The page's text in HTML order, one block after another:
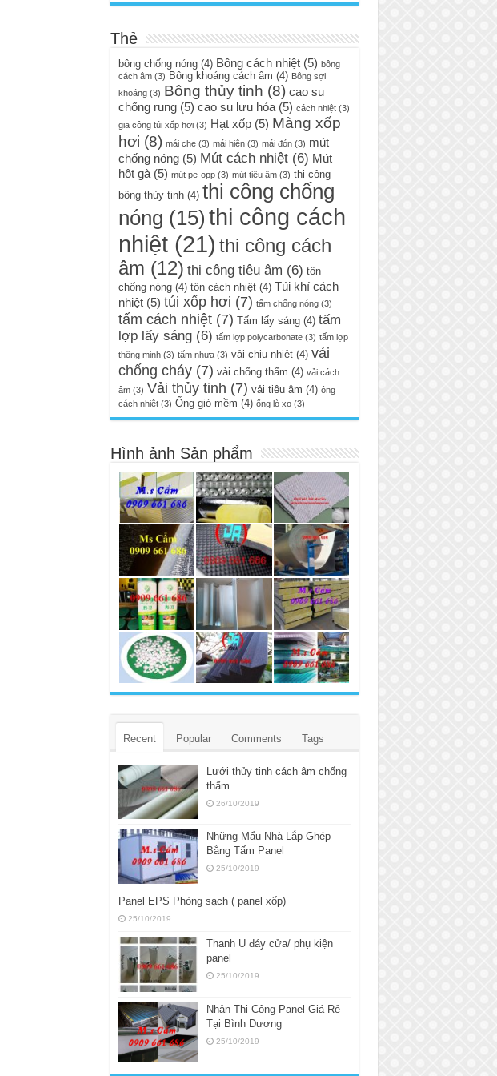
Thẻ
bông chống nóng(4) Bông cách nhiệt(5) bông
cách âm(3) Bông khoáng cách âm (4) Bông sợi
khoáng(3) Bông thủy tinh (8) cao su
chống rung(5) cao su lưu hóa(5) cách nhiệt(3)
gia công túi xốp hơi(3) Hạt xốp(5) Màng xốp
hơi (8) mái che(3) mái hiên(3) mái đón(3) mút
chống nóng(5) Mút cách nhiệt(6) Mút
hột gà(5) mút pe-opp(3) mút tiêu âm(3) thi công
bông thủy tinh(4) thi công chống
nóng (15) thi công cách
nhiệt(21) thi công cách
âm (12) thi công tiêu âm (6) tôn
chống nóng(4) tôn cách nhiệt(4) Túi khí cách
nhiệt(5) túi xốp hơi (7) tấm chống nóng(3)
tấm cách nhiệt(7) Tấm lấy sáng(4) tấm
lợp lấy sáng(6) tấm lợp polycarbonate(3) tấm lợp
thông minh(3) tấm nhựa(3) vải chịu nhiệt(4) vải
chống cháy(7) vải chống thấm (4) vải cách
âm(3) Vải thủy tinh (7) vải tiêu âm (4) ông
cách nhiệt(3) Ống gió mềm (4) ống lò xo(3)
Hình ảnh Sản phẩm
Recent Popular Comments Tags
Lưới thủy tinh cách âm chống
thấm
26/10/2019
Những Mẩu Nhà Lắp Ghép
Bằng Tấm Panel
25/10/2019
Panel EPS Phòng sạch ( panel xốp)
25/10/2019
Thanh U đáy cửa/ phụ kiện
panel
25/10/2019
Nhận Thi Công Panel Giá Rẻ
Tại Bình Dương
25/10/2019